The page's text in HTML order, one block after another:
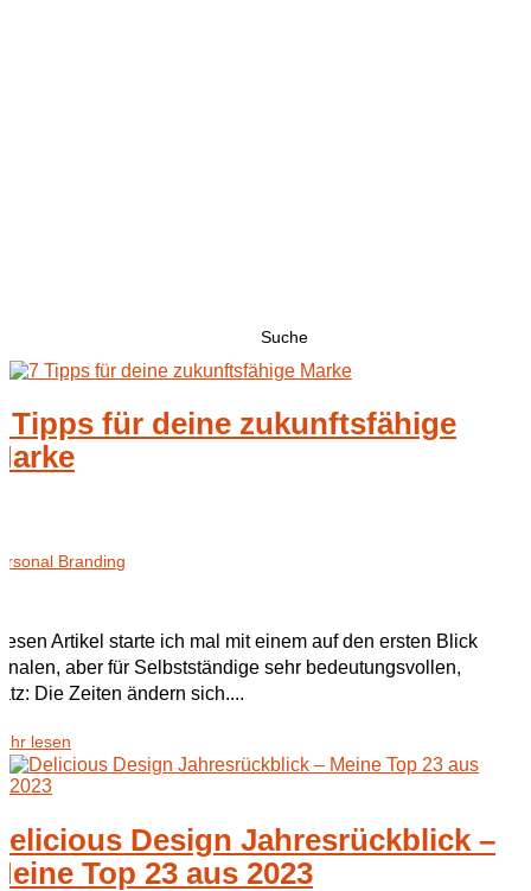
Tipps für deine zukunftsfähige
Branding
Artikel starte ich mal mit einem auf den ersten Blick
aber für Selbstständige sehr bedeutungsvollen,
Die Zeiten ändern sich....
lesen
Design Jahresrückblick –
Top 23 aus 2023